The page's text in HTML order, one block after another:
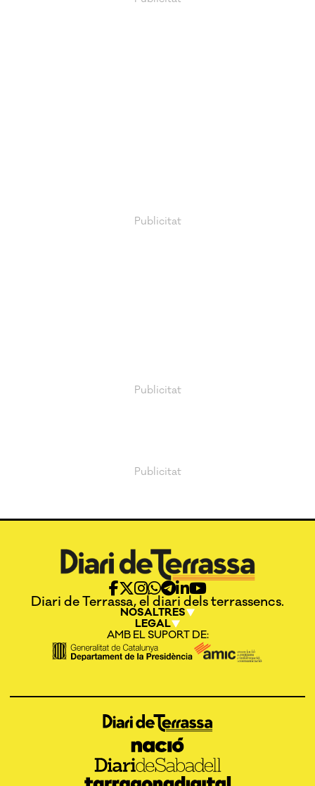
Diari de Terrassa, el diari dels terrassencs.
NOSALTRES
LEGAL
AMB EL SUPORT DE: